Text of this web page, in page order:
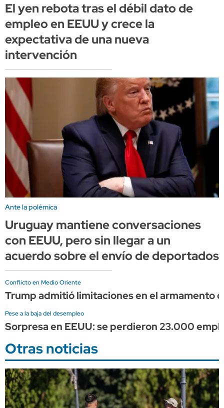
El yen rebota tras el débil dato de
empleo en EEUU y crece la
expectativa de una nueva
intervención
Ante la polémica
Uruguay mantiene conversaciones
con EEUU, pero sin llegar a un
acuerdo sobre el envío de deportados
Conflicto en Medio Oriente
Trump admitió limitaciones en el armamento
Pese a la baja del desempleo
Sorpresa en EEUU: se perdieron 23.000
Otras noticias